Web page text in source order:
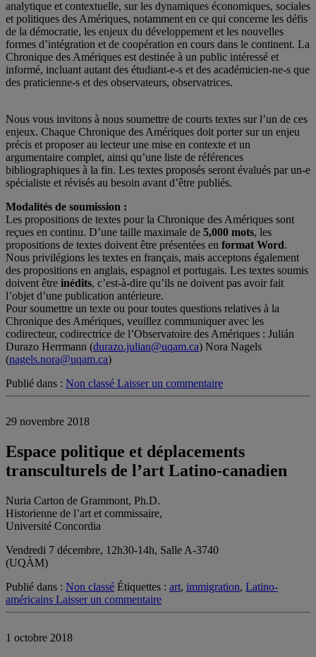
analytique et contextuelle, sur les dynamiques économiques, sociales
et politiques des Amériques, notamment en ce qui concerne les défis
de la démocratie, les enjeux du développement et les nouvelles
formes d’intégration et de coopération en cours dans le continent. La
Chronique des Amériques est destinée à un public intéressé et
informé, incluant autant des étudiant-e-s et des académicien-ne-s que
des praticienne-s et des observateurs, observatrices.
Nous vous invitons à nous soumettre de courts textes sur l’un de ces
enjeux. Chaque Chronique des Amériques doit porter sur un enjeu
précis et proposer au lecteur une mise en contexte et un
argumentaire complet, ainsi qu’une liste de références
bibliographiques à la fin. Les textes proposés seront évalués par un-e
spécialiste et révisés au besoin avant d’être publiés.
Modalités de soumission :
Les propositions de textes pour la Chronique des Amériques sont
reçues en continu. D’une taille maximale de 5,000 mots, les
propositions de textes doivent être présentées en format Word.
Nous privilégions les textes en français, mais acceptons également
des propositions en anglais, espagnol et portugais. Les textes soumis
doivent être inédits, c’est-à-dire qu’ils ne doivent pas avoir fait
l’objet d’une publication antérieure.
Pour soumettre un texte ou pour toutes questions relatives à la
Chronique des Amériques, veuillez communiquer avec les
codirecteur, codirectrice de l’Observatoire des Amériques : Julián
Durazo Herrmann (durazo.julian@uqam.ca) Nora Nagels
(nagels.nora@uqam.ca)
Publié dans : Non classé Laisser un commentaire
29 novembre 2018
Espace politique et déplacements
transculturels de l’art Latino-canadien
Nuria Carton de Grammont, Ph.D.
Historienne de l’art et commissaire,
Université Concordia
Vendredi 7 décembre, 12h30-14h, Salle A-3740
(UQÀM)
Publié dans : Non classé Étiquettes : art, immigration, Latino-
américains Laisser un commentaire
1 octobre 2018